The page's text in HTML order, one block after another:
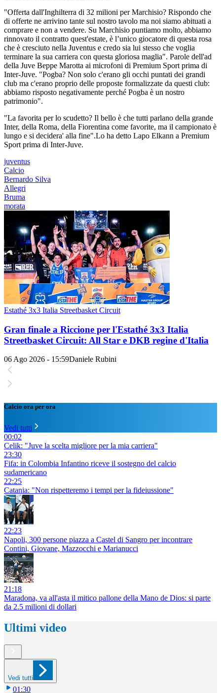
"Offerta dall'Inghilterra di 32 milioni per Marchisio? Rispondo che
di offerte ne arrivino tante sul nostro tavolo ma noi siamo abituati a
comprare e non a vendere. Su Marchisio puntiamo molto, abbiamo
rinnovato il contratto quest'estate, è l’unico giocatore di questa rosa
che è cresciuto nella Juventus e credo sia lui stesso che voglia
terminare la sua carriera con questa gloriosa maglia". Parole dell'ad
della Juve Beppe Marotta ai microfoni di Premium Sport prima di
Inter-Juve. "Pogba? Non solo c'erano gli occhi puntati dei grandi
club ma c'erano proprio delle proposte formalizzate da questi club:
abbiamo risposto negativamente perché Pogba è un nostro
patrimonio".
"La favorita per lo scudetto? Il bello è che tutti parlano della grande
Inter, della Roma, della Fiorentina come favorite, ma il campionato è
lungo e si decidera' alla fine".Lo ha detto Lapo Elkann a Premium
Sport prima di Inter-Juve.
juventus
Calcio
Bernardo Silva
Allegri
Bruma
morata
Estathé 3x3 Italia Streetbasket Circuit
Gran finale a Riccione per l'Estathé 3x3 Italia
Streetbasket Circuit: All Star e DKB regine d'Italia
06 Ago 2026 - 15:59Daniele Rubini
Calcio ora per ora
Vedi tutti
00:02
Celik: "Juve la scelta migliore per la mia carriera"
23:30
Fifa: in Colombia Infantino riceve il sostegno del calcio
sudamericano
22:25
Catania: "Non rispetteremo i tempi per la fideiussione"
22:23
Napoli, 300 persone piazza a Castel di Sangro per incontrare
Contini, Giovane, Mazzocchi e Marianucci
21:18
Maradona, va all'asta il mitico pallone della Mano de Dios: si parte
da 2.5 milioni di dollari
Ultimi video
Vedi tutti
01:30